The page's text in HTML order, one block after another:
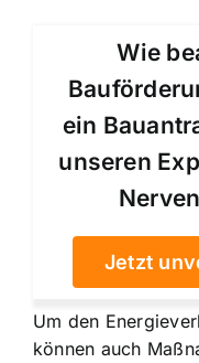
Wie
ein
unseren
Jetzt
Um den
können auch